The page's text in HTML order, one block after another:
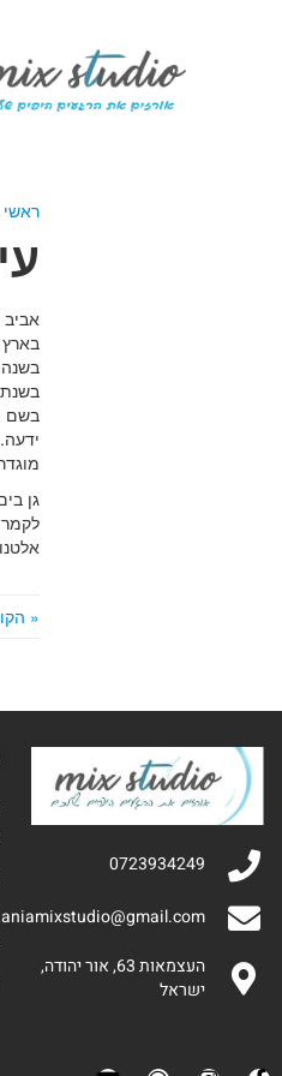
ראשי
בשנה
בשם
גן
לקמר
«
0723934249
העצמאות 63, אור יהודה,
ישראל